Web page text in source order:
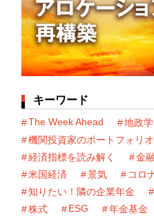
キーワード
The Week Ahead
地政
機関投資家のポートフォリ
経済指標を読み解く
金
米国経済
景気
コロ
知りたい！隣の企業年金
株式
ESG 年金基金